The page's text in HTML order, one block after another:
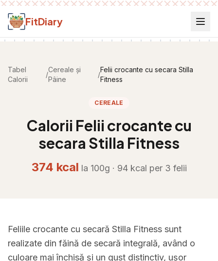
Salt la conținut
FitDiary
Tabel
Calorii
/
Cereale și
Pâine
/
Felii crocante cu secara Stilla
Fitness
CEREALE
Calorii Felii crocante cu
secara Stilla Fitness
374 kcal la 100g · 94kcal per 3 felii
Feliile crocante cu secară Stilla Fitness sunt
realizate din făină de secară integrală, având o
culoare mai închisă și un gust distinctiv, ușor